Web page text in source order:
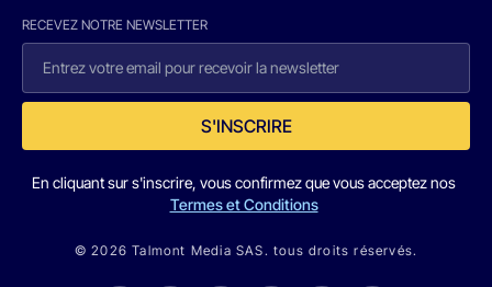
RECEVEZ NOTRE NEWSLETTER
S'INSCRIRE
En cliquant sur s'inscrire, vous confirmez que vous acceptez nos
Termes et Conditions
© 2026 Talmont Media SAS. tous droits réservés.